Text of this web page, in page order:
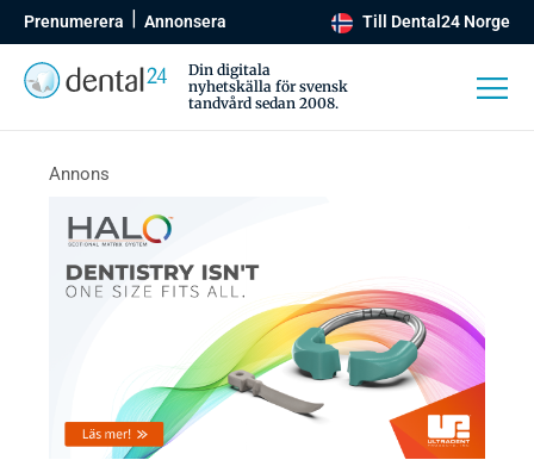
Prenumerera Annonsera Till Dental24 Norge
Din digitala
nyhetskälla för svensk
tandvård sedan 2008.